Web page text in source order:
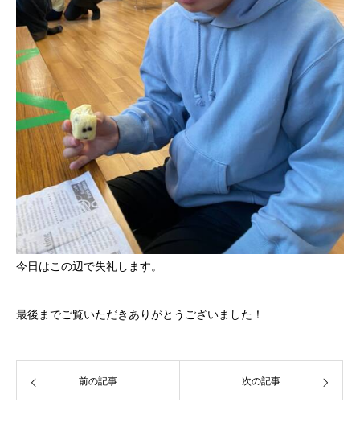
今日はこの辺で失礼します。
最後までご覧いただきありがとうございました！
前の記事 次の記事